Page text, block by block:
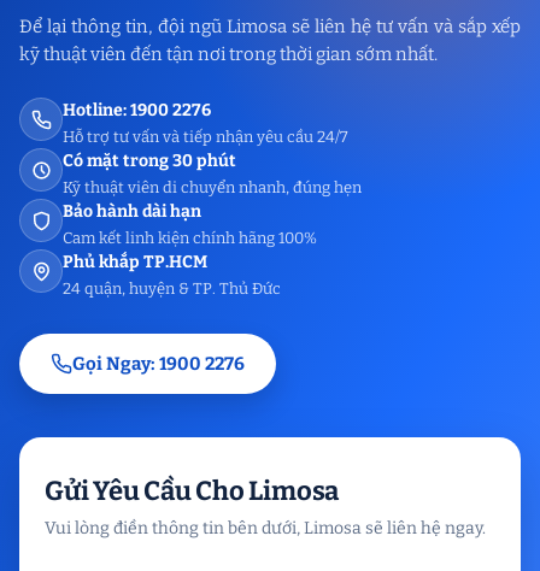
Để lại thông tin, đội ngũ Limosa sẽ liên hệ tư vấn và sắp xếp
kỹ thuật viên đến tận nơi trong thời gian sớm nhất.
Hotline: 1900 2276
Hỗ trợ tư vấn và tiếp nhận yêu cầu 24/7
Có mặt trong 30 phút
Kỹ thuật viên di chuyển nhanh, đúng hẹn
Bảo hành dài hạn
Cam kết linh kiện chính hãng 100%
Phủ khắp TP.HCM
24 quận, huyện & TP. Thủ Đức
Gọi Ngay: 1900 2276
Gửi Yêu Cầu Cho Limosa
Vui lòng điền thông tin bên dưới, Limosa sẽ liên hệ ngay.